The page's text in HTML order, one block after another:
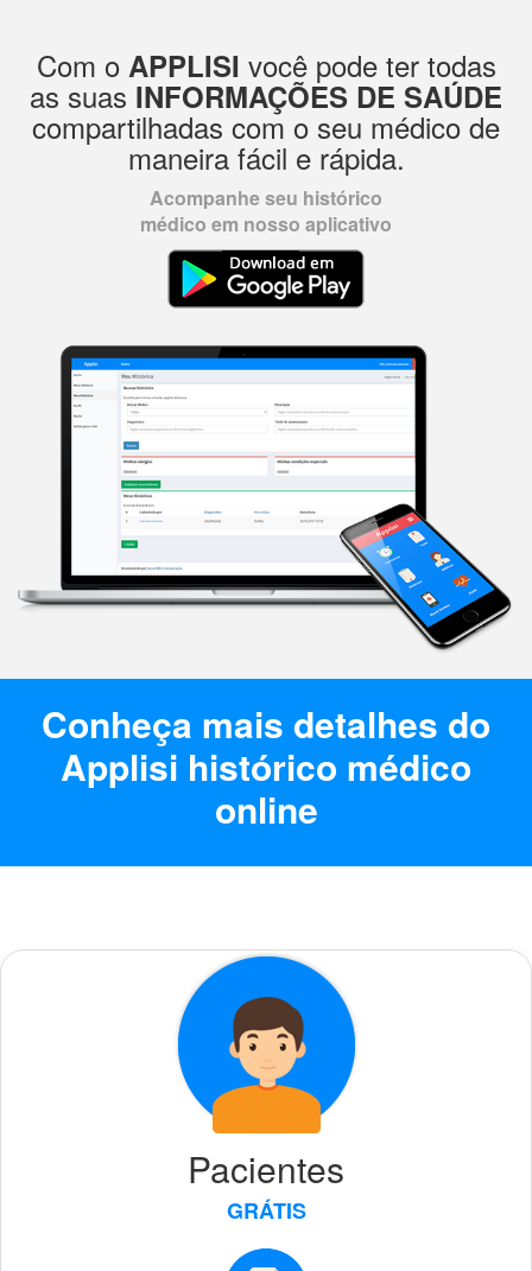
Com o APPLISI você pode ter todas
as suas INFORMAÇÕES DE SAÚDE
compartilhadas com o seu médico de
maneira fácil e rápida.
Acompanhe seu histórico
médico em nosso aplicativo
Conheça mais detalhes do
Applisi histórico médico
online
Pacientes
GRÁTIS